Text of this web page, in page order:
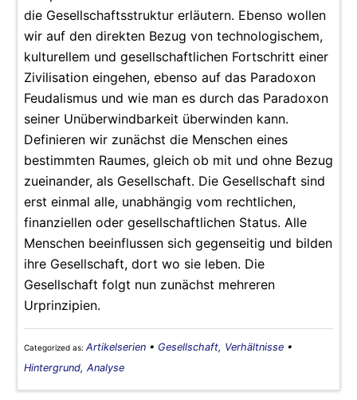
die Gesellschaftsstruktur erläutern. Ebenso wollen
wir auf den direkten Bezug von technologischem,
kulturellem und gesellschaftlichen Fortschritt einer
Zivilisation eingehen, ebenso auf das Paradoxon
Feudalismus und wie man es durch das Paradoxon
seiner Unüberwindbarkeit überwinden kann.
Definieren wir zunächst die Menschen eines
bestimmten Raumes, gleich ob mit und ohne Bezug
zueinander, als Gesellschaft. Die Gesellschaft sind
erst einmal alle, unabhängig vom rechtlichen,
finanziellen oder gesellschaftlichen Status. Alle
Menschen beeinflussen sich gegenseitig und bilden
ihre Gesellschaft, dort wo sie leben. Die
Gesellschaft folgt nun zunächst mehreren
Urprinzipien.
Categorized as: Artikelserien • Gesellschaft, Verhältnisse •
Hintergrund, Analyse